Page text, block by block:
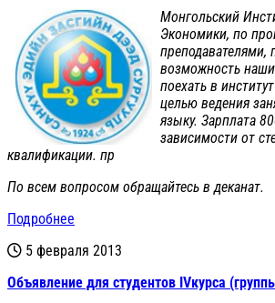
Монгольский
Экономики, по
преподавателями,
возможность
поехать в
целью ведения
языку. Зарплата
зависимости от
квалификации. пр
По всем вопросом обращайтесь в деканат.
Подробнее
5 февраля 2013
Объявление для студентов IVкурса